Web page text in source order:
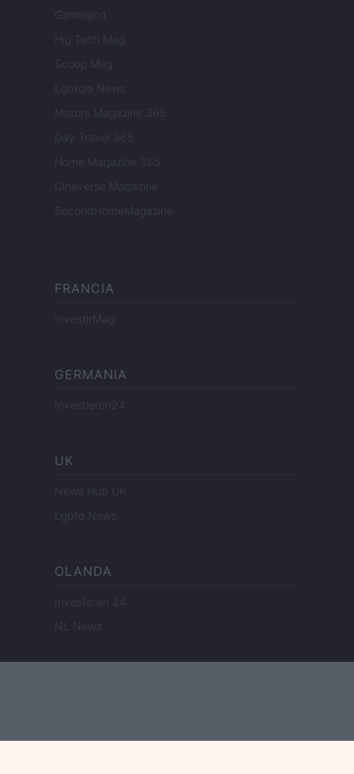
Gameland
Hig Tech Mag
Scoop Mag
Lgbtqia News
Motors Magazine 365
Day Travel 365
Home Magazine 365
Cineverse Magazine
SecondHomeMagazine
FRANCIA
InvestirMag
GERMANIA
Investieren24
UK
News Hub UK
Lgbtq News
OLANDA
Investeren 24
NL Newz